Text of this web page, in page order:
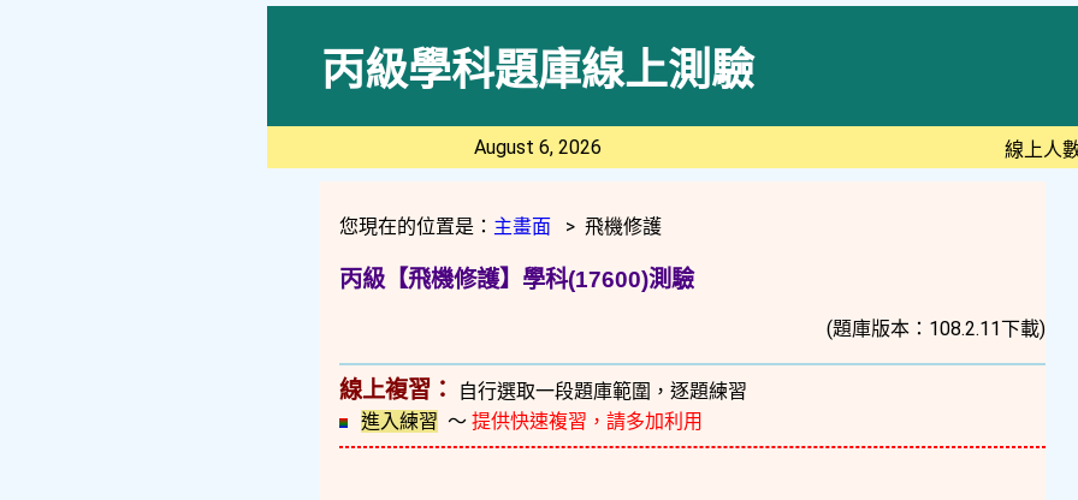
丙級學科題庫線上測驗
August 6, 2026 線上人
您現在的位置是： 主畫面> 飛機修護
丙級【飛機修護】學科(17600)測驗
(題庫版本：108.2.11下載)
線上複習：
自行選取一段題庫範圍，逐題練習
進入練習 ～ 提供快速複習，請多加利用